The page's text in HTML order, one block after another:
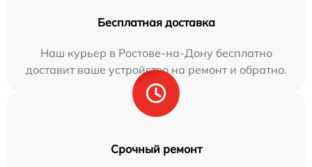
Бесплатная доставка
Наш курьер в Ростове-на-Дону бесплатно
доставит ваше устройство на ремонт и обратно.
Срочный ремонт